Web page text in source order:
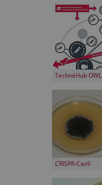
TechnéHub OWL
CRISPR-Cas9